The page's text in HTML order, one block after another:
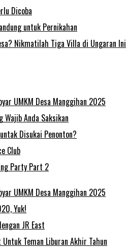
Dicoba
untuk Pernikahan
Nikmatilah Tiga Villa di Ungaran Ini
UMKM Desa Manggihan 2025
Wajib Anda Saksikan
Disukai Penonton?
Club
Party Part 2
UMKM Desa Manggihan 2025
Yuk!
JR East
Teman Liburan Akhir Tahun